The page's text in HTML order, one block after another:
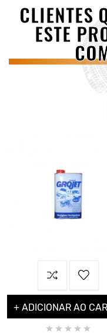
CLIENTES
ESTE
+ ADICIONAR AO
    